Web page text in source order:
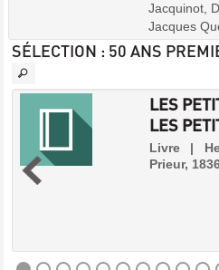
Jacquinot,
Jacques
SÉLECTION : 50 ANS
LES
LES
Livre |
Prieur,